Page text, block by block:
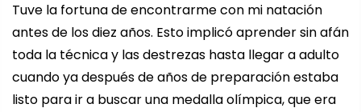
Tuve la fortuna de encontrarme con mi natación
antes de los diez años. Esto implicó aprender sin afán
toda la técnica y las destrezas hasta llegar a adulto
cuando ya después de años de preparación estaba
listo para ir a buscar una medalla olímpica, que era